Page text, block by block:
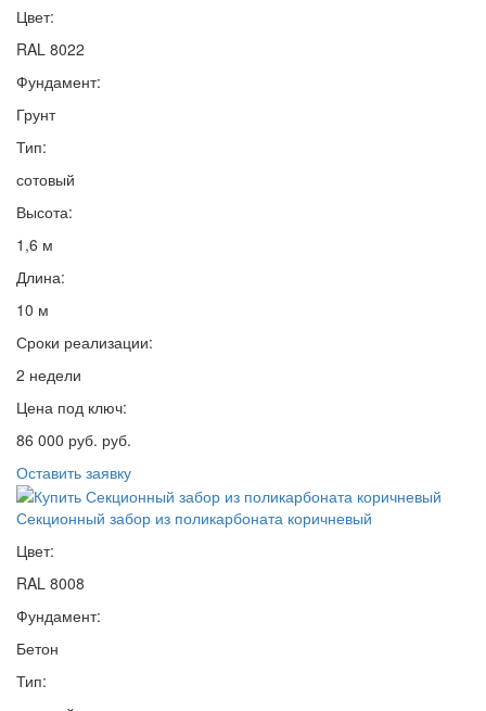
Цвет:
RAL 8022
Фундамент:
Грунт
Тип:
сотовый
Высота:
1,6 м
Длина:
10 м
Сроки реализации:
2 недели
Цена под ключ:
86 000 руб. руб.
Оставить заявку
Секционный забор из поликарбоната коричневый
Цвет:
RAL 8008
Фундамент:
Бетон
Тип: